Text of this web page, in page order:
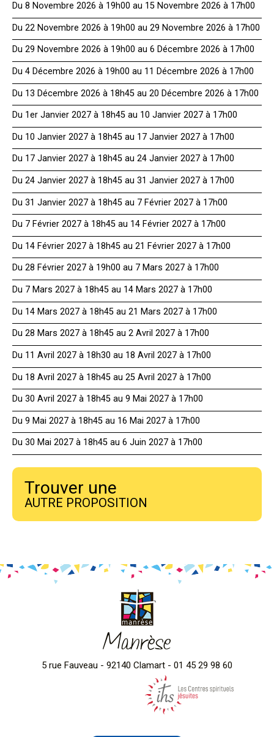
Du 8 Novembre 2026 à 19h00 au 15 Novembre 2026 à 17h00
Du 22 Novembre 2026 à 19h00 au 29 Novembre 2026 à 17h00
Du 29 Novembre 2026 à 19h00 au 6 Décembre 2026 à 17h00
Du 4 Décembre 2026 à 19h00 au 11 Décembre 2026 à 17h00
Du 13 Décembre 2026 à 18h45 au 20 Décembre 2026 à 17h00
Du 1er Janvier 2027 à 18h45 au 10 Janvier 2027 à 17h00
Du 10 Janvier 2027 à 18h45 au 17 Janvier 2027 à 17h00
Du 17 Janvier 2027 à 18h45 au 24 Janvier 2027 à 17h00
Du 24 Janvier 2027 à 18h45 au 31 Janvier 2027 à 17h00
Du 31 Janvier 2027 à 18h45 au 7 Février 2027 à 17h00
Du 7 Février 2027 à 18h45 au 14 Février 2027 à 17h00
Du 14 Février 2027 à 18h45 au 21 Février 2027 à 17h00
Du 28 Février 2027 à 19h00 au 7 Mars 2027 à 17h00
Du 7 Mars 2027 à 18h45 au 14 Mars 2027 à 17h00
Du 14 Mars 2027 à 18h45 au 21 Mars 2027 à 17h00
Du 28 Mars 2027 à 18h45 au 2 Avril 2027 à 17h00
Du 11 Avril 2027 à 18h30 au 18 Avril 2027 à 17h00
Du 18 Avril 2027 à 18h45 au 25 Avril 2027 à 17h00
Du 30 Avril 2027 à 18h45 au 9 Mai 2027 à 17h00
Du 9 Mai 2027 à 18h45 au 16 Mai 2027 à 17h00
Du 30 Mai 2027 à 18h45 au 6 Juin 2027 à 17h00
Trouver une
AUTRE PROPOSITION
Manrèse
5 rue Fauveau - 92140 Clamart - 01 45 29 98 60